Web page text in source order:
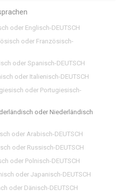
oder Englisch-DEUTSCH
oder Französisch-
oder Spanisch-DEUTSCH
oder Italienisch-DEUTSCH
oder Portugiesisch-
oder Niederländisch
oder Arabisch-DEUTSCH
oder Russisch-DEUTSCH
oder Polnisch-DEUTSCH
oder Japanisch-DEUTSCH
oder Dänisch-DEUTSCH